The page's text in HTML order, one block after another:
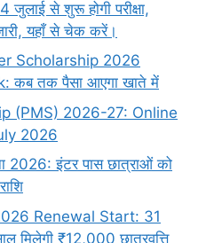
से शुरू होगी परीक्षा,
यहाँ से चेक करें।
Scholarship 2026
कब तक पैसा आएगा खाते में
(PMS) 2026-27: Online
2026
2026: इंटर पास छात्राओं को
Renewal Start: 31
₹12,000 छात्रवृत्ति